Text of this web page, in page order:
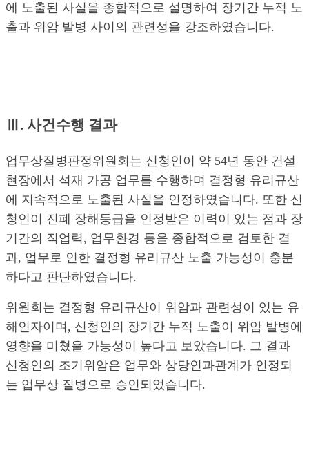
에 노출된 사실을 종합적으로 설명하여 장기간 누적 노
출과 위암 발병 사이의 관련성을 강조하였습니다.
Ⅲ. 사건수행 결과
업무상질병판정위원회는 신청인이 약 54년 동안 건설
현장에서 석재 가공 업무를 수행하며 결정형 유리규산
에 지속적으로 노출된 사실을 인정하였습니다. 또한 신
청인이 진폐 장해등급을 인정받은 이력이 있는 점과 장
기간의 직업력, 업무환경 등을 종합적으로 검토한 결
과, 업무로 인한 결정형 유리규산 노출 가능성이 충분
하다고 판단하였습니다.
위원회는 결정형 유리규산이 위암과 관련성이 있는 유
해인자이며, 신청인의 장기간 누적 노출이 위암 발병에
영향을 미쳤을 가능성이 높다고 보았습니다. 그 결과
신청인의 조기위암은 업무와 상당인과관계가 인정되
는 업무상 질병으로 승인되었습니다.